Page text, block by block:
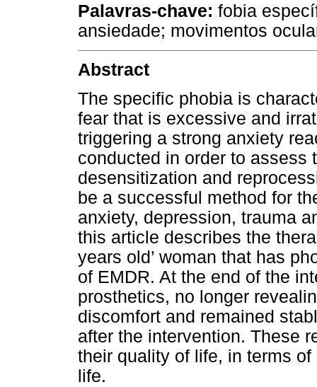
Palavras-chave: fobia
ansiedade; movimentos
Abstract
The specific phobia is
fear that is excessive and
triggering a strong anxiety
conducted in order to assess
desensitization and
be a successful method for
anxiety, depression, trauma
this article describes the
years old’ woman that has
of EMDR. At the end of the
prosthetics, no longer
discomfort and remained
after the intervention. These
their quality of life, in terms
life.